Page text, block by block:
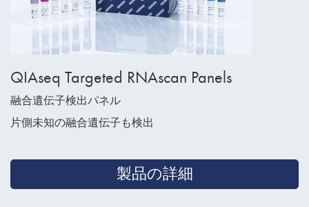
QIAseq Targeted RNAscan Panels
融合遺伝子検出パネル
片側未知の融合遺伝子も検出
製品の詳細